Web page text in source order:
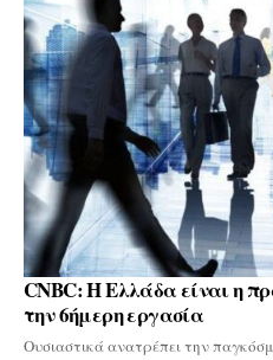
CNBC: Η Ελλάδα είναι η
την 6ήμερη εργασία
Ουσιαστικά ανατρέπει την